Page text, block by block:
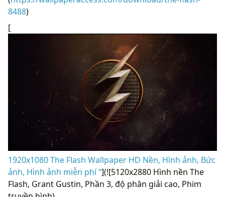
8488)
[
1920x1080 The Flash Wallpaper HD Nền, Hình ảnh, Bức
ảnh, Hình ảnh miễn phí “](![5120x2880 Hình nền The
Flash, Grant Gustin, Phần 3, độ phân giải cao, Phim